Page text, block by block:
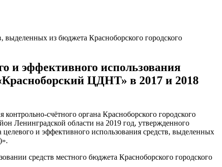
из бюджета Красноборского городского
и эффективного использования
ЦДНТ» в 2017 и 2018
счётного органа Красноборского городского
Ленинградской области на 2019 год, утвержденного
и эффективного использования средств, выделенных
средств местного бюджета Красноборского городского